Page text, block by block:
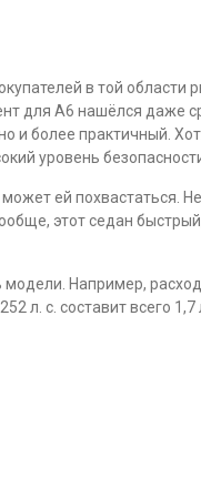
в той области
для A6 нашёлся даже
и более практичный.
уровень
ей похвастаться.
этот седан
Например,
л. с. составит всего 1,7